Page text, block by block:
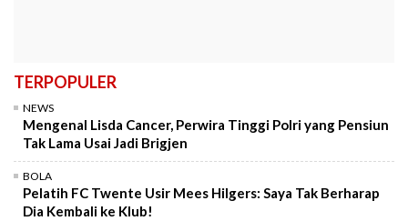
TERPOPULER
NEWS
Mengenal Lisda Cancer, Perwira Tinggi Polri yang Pensiun
Tak Lama Usai Jadi Brigjen
BOLA
Pelatih FC Twente Usir Mees Hilgers: Saya Tak Berharap
Dia Kembali ke Klub!